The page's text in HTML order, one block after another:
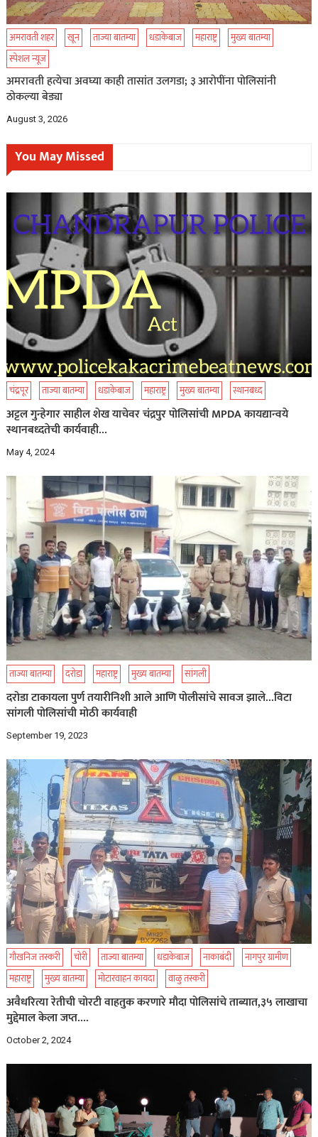
अमरावती शहर खून ताज्या बातम्या धडाकेबाज महाराष्ट्र
मुख्य बातम्या
स्पेशल न्यूज
अमरावती हत्येचा अवघ्या काही तासांत उलगडा; ३ आरोपींना पोलिसांनी
ठोकल्या बेड्या
August 3, 2026
You May Missed
चंद्रपूर ताज्या बातम्या धडाकेबाज महाराष्ट्र मुख्य बातम्या स्थानबध्द
अट्टल गुन्हेगार साहील शेख याचेवर चंद्रपुर पोलिसांची MPDA कायद्यान्वये
स्थानबध्दतेची कार्यवाही…
May 4, 2024
ताज्या बातम्या दरोडा महाराष्ट्र मुख्य बातम्या सांगली
दरोडा टाकायला पुर्ण तयारीनिशी आले आणि पोलीसांचे सावज झाले…विटा
सांगली पोलिसांची मोठी कार्यवाही
September 19, 2023
गौखनिज तस्करी चोरी ताज्या बातम्या धडाकेबाज नाकाबंदी
नागपुर ग्रामीण
महाराष्ट्र
मुख्य बातम्या मोटारवाहन कायदा वाळु तस्करी
अवैधरित्या रेतीची चोरटी वाहतुक करणारे मौदा पोलिसांचे ताब्यात,३५ लाखाचा
मुद्देमाल केला जप्त….
October 2, 2024